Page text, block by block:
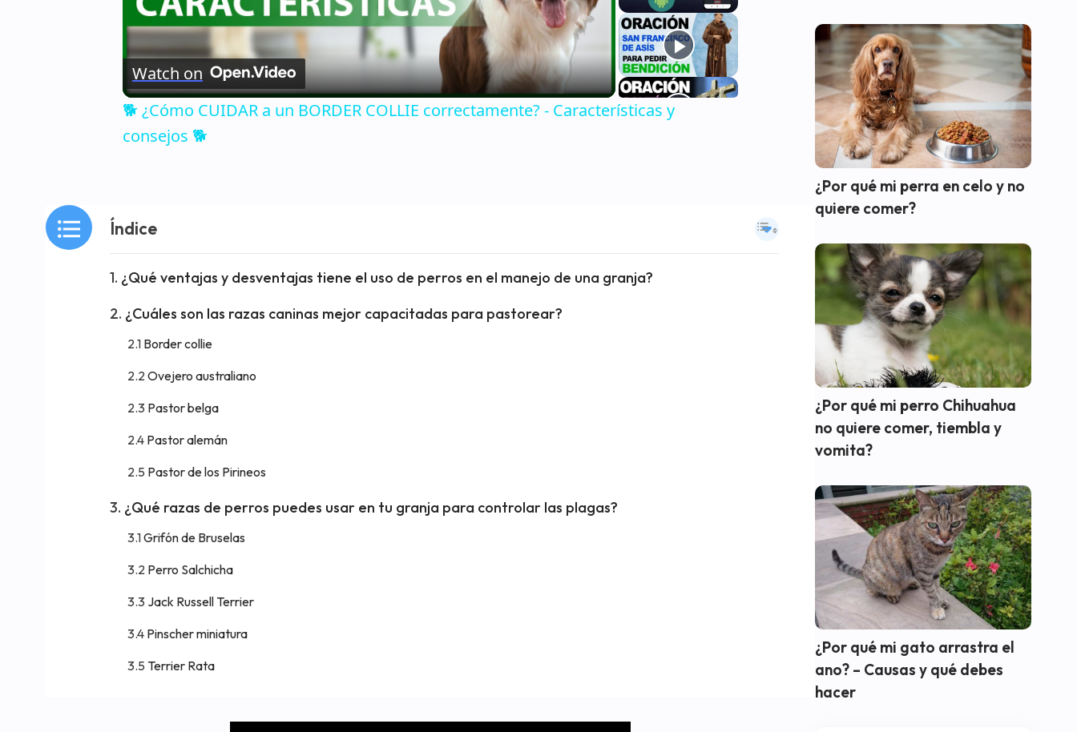
Video
Watch on
🐕 ¿Cómo CUIDAR a un BORDER COLLIE correctamente? - Características y
consejos 🐕
Índice
¿Qué ventajas y desventajas tiene el uso de perros en el manejo de una granja?
¿Cuáles son las razas caninas mejor capacitadas para pastorear?
Border collie
Ovejero australiano
Pastor belga
Pastor alemán
Pastor de los Pirineos
¿Qué razas de perros puedes usar en tu granja para controlar las plagas?
Grifón de Bruselas
Perro Salchicha
Jack Russell Terrier
Pinscher miniatura
Terrier Rata
¿Por qué mi perra en celo y no
quiere comer?
¿Por qué mi perro Chihuahua
no quiere comer, tiembla y
vomita?
¿Por qué mi gato arrastra el
ano? – Causas y qué debes
hacer